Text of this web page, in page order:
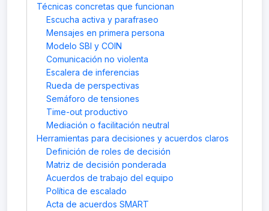
Técnicas concretas que funcionan
Escucha activa y parafraseo
Mensajes en primera persona
Modelo SBI y COIN
Comunicación no violenta
Escalera de inferencias
Rueda de perspectivas
Semáforo de tensiones
Time-out productivo
Mediación o facilitación neutral
Herramientas para decisiones y acuerdos claros
Definición de roles de decisión
Matriz de decisión ponderada
Acuerdos de trabajo del equipo
Política de escalado
Acta de acuerdos SMART